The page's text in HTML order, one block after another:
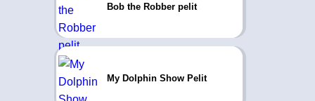
Bob the Robber pelit
My Dolphin Show Pelit